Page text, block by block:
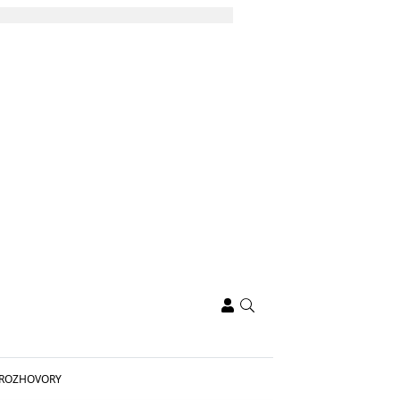
ROZHOVORY